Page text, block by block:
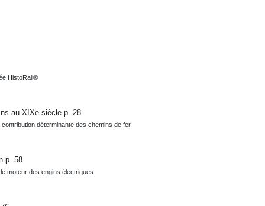
HistoRail®
au XIXe siècle p. 28
contribution déterminante des chemins de fer
p. 58
moteur des engins électriques